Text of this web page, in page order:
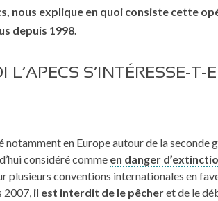
nous explique en quoi consiste cette
depuis 1998.
L’APECS S’INTÉRESSE-T-
en Europe autour de la seconde
considéré comme en danger
plusieurs conventions internationales en
2007, il est interdit de le pêcheret de le